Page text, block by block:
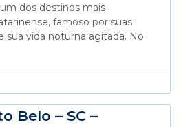
dos destinos mais
famoso por suas
sua vida noturna agitada. No
Belo – SC –